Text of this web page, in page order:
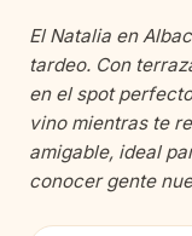
El Natalia en
tardeo. Con
en el spot
vino mientras te
amigable, ideal
conocer gente